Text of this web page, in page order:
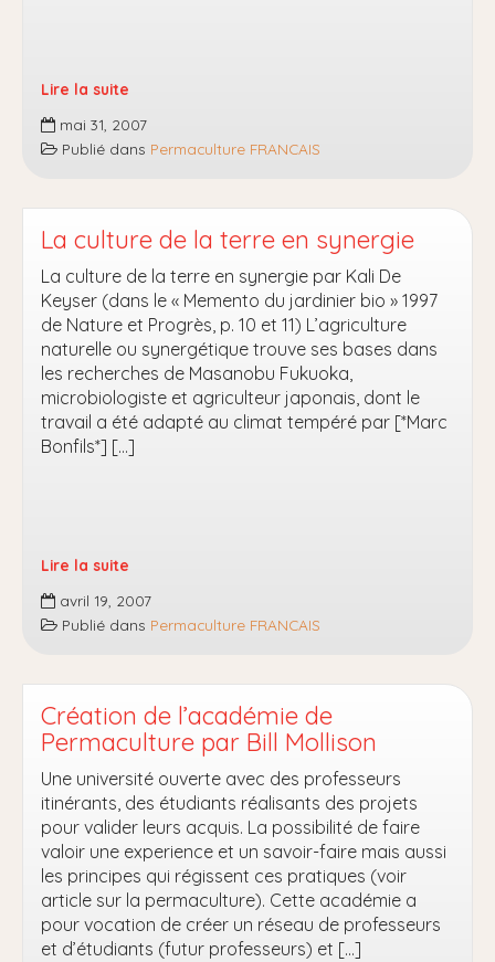
Lire la suite
Le
System
Verger
de
Phil
mai 31, 2007
Publié dans Permaculture FRANCAIS
La culture de la terre en synergie
La culture de la terre en synergie par Kali De
Keyser (dans le « Memento du jardinier bio » 1997
de Nature et Progrès, p. 10 et 11) L’agriculture
naturelle ou synergétique trouve ses bases dans
les recherches de Masanobu Fukuoka,
microbiologiste et agriculteur japonais, dont le
travail a été adapté au climat tempéré par [*Marc
Bonfils*] […]
Lire la suite
La
culture
de
terre
en
synergie
avril 19, 2007
Publié dans Permaculture FRANCAIS
Création de l’académie de
Permaculture par Bill Mollison
Une université ouverte avec des professeurs
itinérants, des étudiants réalisants des projets
pour valider leurs acquis. La possibilité de faire
valoir une experience et un savoir-faire mais aussi
les principes qui régissent ces pratiques (voir
article sur la permaculture). Cette académie a
pour vocation de créer un réseau de professeurs
et d’étudiants (futur professeurs) et […]